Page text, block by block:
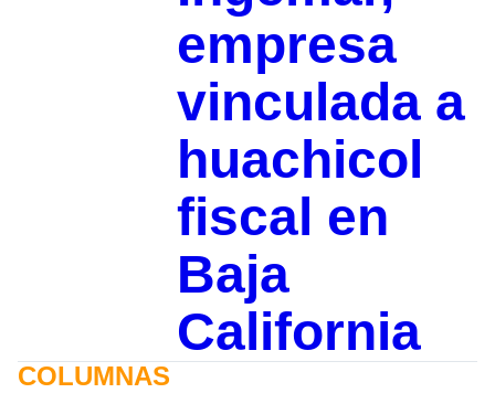
empresa
vinculada a
huachicol
fiscal en
Baja
California
COLUMNAS